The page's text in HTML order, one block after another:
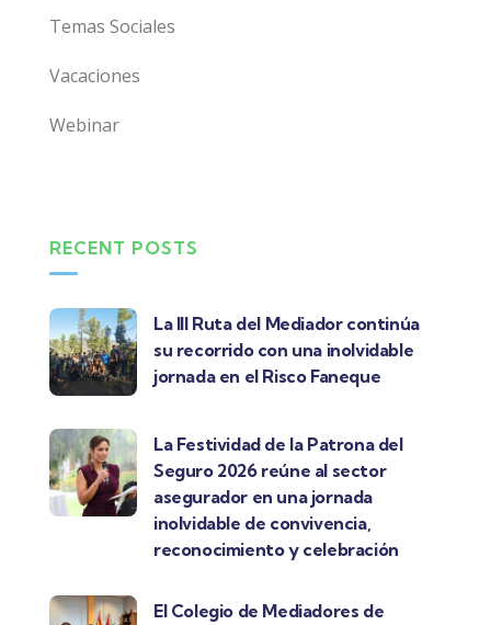
Temas Sociales
Vacaciones
Webinar
RECENT POSTS
La III Ruta del Mediador continúa
su recorrido con una inolvidable
jornada en el Risco Faneque
La Festividad de la Patrona del
Seguro 2026 reúne al sector
asegurador en una jornada
inolvidable de convivencia,
reconocimiento y celebración
El Colegio de Mediadores de